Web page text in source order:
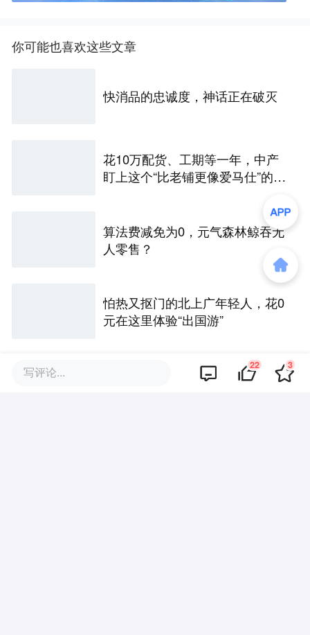
你可能也喜欢这些文章
快消品的忠诚度，神话正在破灭
花10万配货、工期等一年，中产
盯上这个“比老铺更像爱马仕”的兰
算法费减免为0，元气森林鲸吞无
人零售？
怕热又抠门的北上广年轻人，花0
元在这里体验“出国游”
爷爷的农场里，全是代工厂
写评论... 22 3